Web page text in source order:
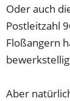
Oder auch
Postleitzahl
Floßangern
Aber